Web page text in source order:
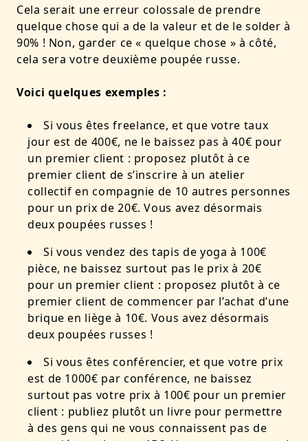
Cela serait une erreur colossale de prendre
quelque chose qui a de la valeur et de le solder à
90% ! Non, garder ce « quelque chose » à côté,
cela sera votre deuxième poupée russe.
Voici quelques exemples :
Si vous êtes freelance, et que votre taux
jour est de 400€, ne le baissez pas à 40€ pour
un premier client : proposez plutôt à ce
premier client de s’inscrire à un atelier
collectif en compagnie de 10 autres personnes
pour un prix de 20€. Vous avez désormais
deux poupées russes !
Si vous vendez des tapis de yoga à 100€
pièce, ne baissez surtout pas le prix à 20€
pour un premier client : proposez plutôt à ce
premier client de commencer par l’achat d’une
brique en liège à 10€. Vous avez désormais
deux poupées russes !
Si vous êtes conférencier, et que votre prix
est de 1000€ par conférence, ne baissez
surtout pas votre prix à 100€ pour un premier
client : publiez plutôt un livre pour permettre
à des gens qui ne vous connaissent pas de